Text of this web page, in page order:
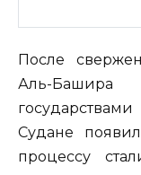
После
Аль-Башира
Судане
процессу